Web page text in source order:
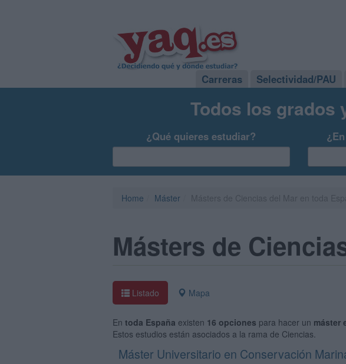
Carreras Selectividad/PAU
Todos los grados
¿Qué quieres estudiar?
Home Máster
Másters de
Listado Mapa
En toda España existen 16 opciones para hacer un máster
Estos estudios están asociados a la rama de Ciencias.
Máster Universitario en Conservación